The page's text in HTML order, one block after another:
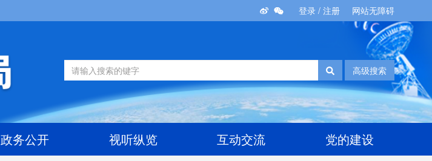
登录 / 注册 网站无障碍
高级搜索
政务公开 视听纵览 互动交流 党的建设